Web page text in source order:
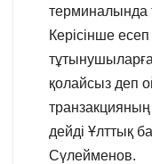
терминалында
Керісінше
тұтынушыларға
қолайсыз деп
транзакцияның
дейді Ұлттық
Сүлейменов.